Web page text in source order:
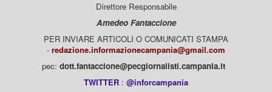
Direttore Responsabile
Amedeo Fantaccione
PER INVIARE ARTICOLI O COMUNICATI STAMPA
- redazione.informazionecampania@gmail.com
pec: dott.fantaccione@pecgiornalisti.campania.it
TWITTER : @inforcampania